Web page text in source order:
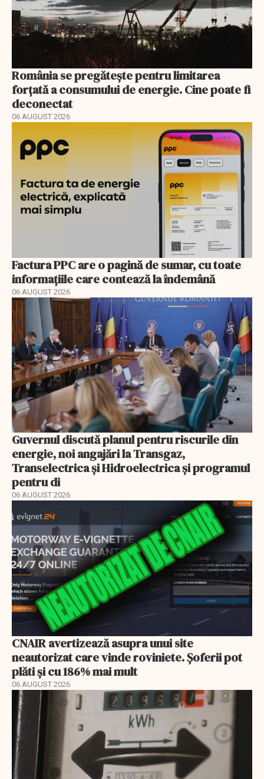
România se pregătește pentru limitarea
forțată a consumului de energie. Cine poate fi
deconectat
06 AUGUST 2026
Factura PPC are o pagină de sumar, cu toate
informațiile care contează la îndemână
06 AUGUST 2026
Guvernul discută planul pentru riscurile din
energie, noi angajări la Transgaz,
Transelectrica și Hidroelectrica și programul
pentru di
06 AUGUST 2026
CNAIR avertizează asupra unui site
neautorizat care vinde roviniete. Șoferii pot
plăti și cu 186% mai mult
06 AUGUST 2026